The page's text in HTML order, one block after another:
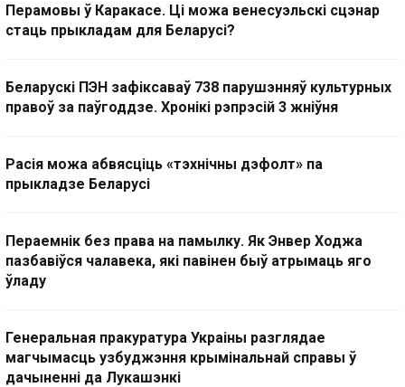
Перамовы ў Каракасе. Ці можа венесуэльскі сцэнар
стаць прыкладам для Беларусі?
Беларускі ПЭН зафіксаваў 738 парушэнняў культурных
правоў за паўгоддзе. Хронікі рэпрэсій 3 жніўня
Расія можа абвясціць «тэхнічны дэфолт» па
прыкладзе Беларусі
Пераемнік без права на памылку. Як Энвер Ходжа
пазбавіўся чалавека, які павінен быў атрымаць яго
ўладу
Генеральная пракуратура Украіны разглядае
магчымасць узбуджэння крымінальнай справы ў
дачыненні да Лукашэнкі